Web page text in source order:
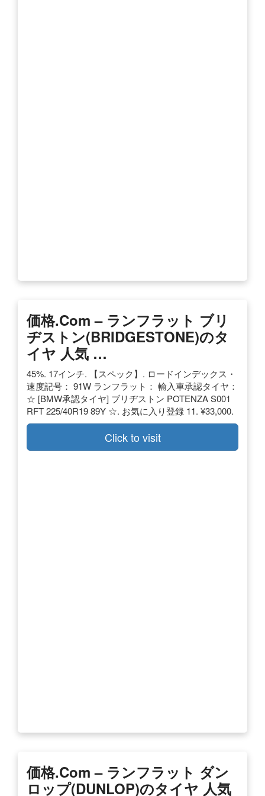
価格.com – ランフラット ブリ
ヂストン(BRIDGESTONE)のタ
イヤ 人気 …
45%. 17インチ. 【スペック】. ロードインデックス・
速度記号： 91W ランフラット： 輸入車承認タイヤ：
☆ [BMW承認タイヤ] ブリヂストン POTENZA S001
RFT 225/40R19 89Y ☆. お気に入り登録 11. ¥33,000.
Click to visit
価格.com – ランフラット ダン
ロップ(DUNLOP)のタイヤ 人気